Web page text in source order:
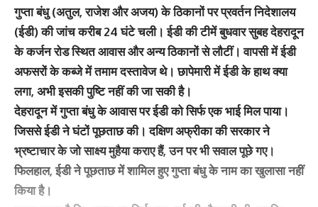
गुप्ता बंधु (अतुल, राजेश और अजय) के ठिकानों पर प्रवर्तन निदेशालय
(ईडी) की जांच करीब 24 घंटे चली। ईडी की टीमें बुधवार सुबह देहरादून
के कर्जन रोड स्थित आवास और अन्य ठिकानों से लौटीं। वापसी में ईडी
अफसरों के कब्जे में तमाम दस्तावेज थे। छापेमारी में ईडी के हाथ क्या
लगा, अभी इसकी पुष्टि नहीं की जा सकी है।
देहरादून में गुप्ता बंधु के आवास पर ईडी को सिर्फ एक भाई मिल पाया।
जिससे ईडी ने घंटों पूछताछ की। दक्षिण अफ्रीका की सरकार ने
भ्रष्टाचार के जो साक्ष्य मुहैया कराए हैं, उन पर भी सवाल पूछे गए।
फिलहाल, ईडी ने पूछताछ में शामिल हुए गुप्ता बंधु के नाम का खुलासा नहीं
किया है।